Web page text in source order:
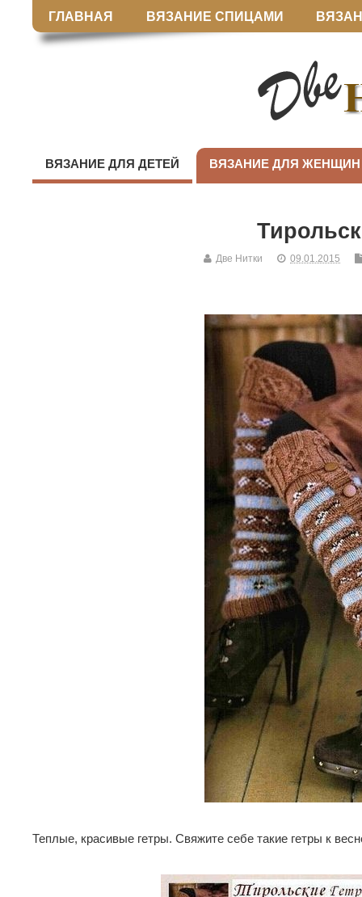
ГЛАВНАЯ ВЯЗАНИЕ СПИЦАМИ
ВЯЗАНИЕ ДЛЯ ДЕТЕЙ ВЯЗАНИЕ ДЛЯ ЖЕНЩИН
Две Нитки 09.01.2015
Теплые, красивые гетры. Свяжите себе такие гетры к